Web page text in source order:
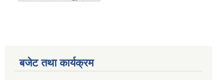
बजेट तथा कार्यक्रम